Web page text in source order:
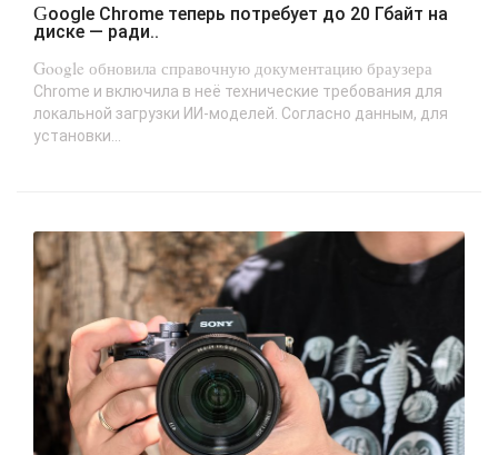
Google Chrome теперь потребует до 20 Гбайт на
диске — ради..
Google обновила справочную документацию браузера
Chrome и включила в неё технические требования для
локальной загрузки ИИ-моделей. Согласно данным, для
установки...